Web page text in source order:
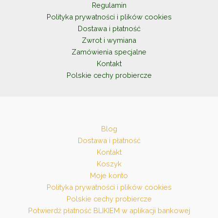
stronie
produktu
Regulamin
Polityka prywatności i plików cookies
Dostawa i płatność
Zwrot i wymiana
Zamówienia specjalne
Kontakt
Polskie cechy probiercze
Blog
Dostawa i płatność
Kontakt
Koszyk
Moje konto
Polityka prywatności i plików cookies
Polskie cechy probiercze
Potwierdź płatność BLIKIEM w aplikacji bankowej